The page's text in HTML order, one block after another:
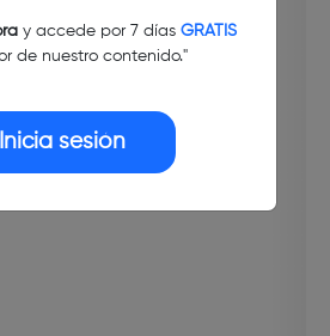
y accede por 7 días GRATIS
de nuestro contenido."
Inicia sesión